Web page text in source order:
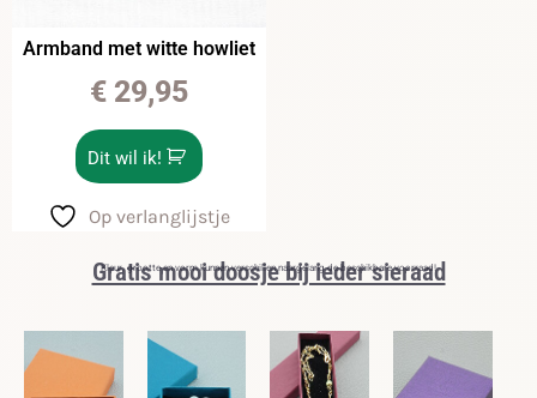
Armband met witte howliet
€29,95
Dit wil ik!
Op verlanglijstje
Gratis mooi doosje bij ieder sieraad
Kleur, grootte en vorm kunnen verschillen naargelang de beschikbare voorraad!